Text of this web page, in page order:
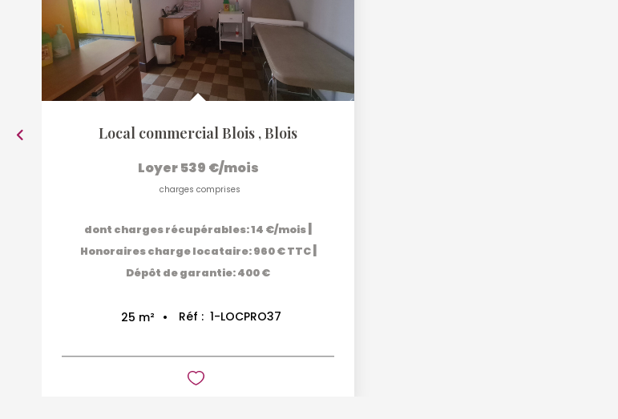
Local commercial Blois ,Blois
Loyer 539 €/mois
charges comprises
dont charges récupérables: 14 €/mois|
Honoraires charge locataire: 960 € TTC|
Dépôt de garantie: 400 €
25 m² Réf : 1-LOCPRO37